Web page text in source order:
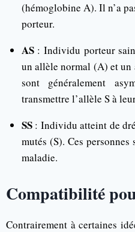
(hémoglobine A). Il n’a
porteur.
AS: Individu porteur
un allèle normal (A) et un
sont généralement
transmettre l’allèle S à
SS: Individu atteint de
mutés (S). Ces
maladie.
Compatibilité
Contrairement à certaines